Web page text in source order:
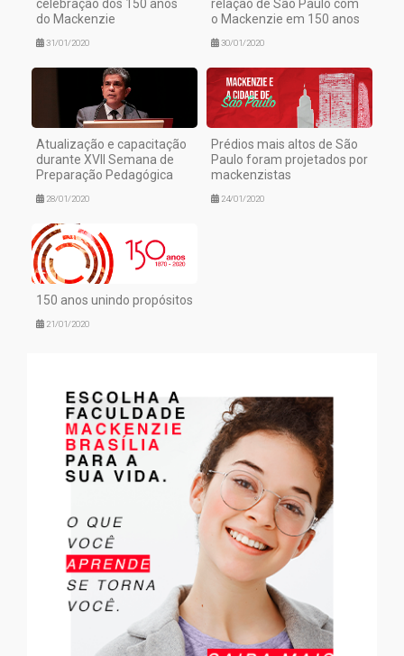
celebração dos 150 anos
do Mackenzie
31/01/2020
relação de São Paulo com
o Mackenzie em 150 anos
30/01/2020
Atualização e capacitação
durante XVII Semana de
Preparação Pedagógica
28/01/2020
Prédios mais altos de São
Paulo foram projetados por
mackenzistas
24/01/2020
150 anos unindo propósitos
21/01/2020